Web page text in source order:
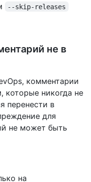
--skip-releases
не в
комментарии
которые никогда не
перенести в
для
не может быть
на